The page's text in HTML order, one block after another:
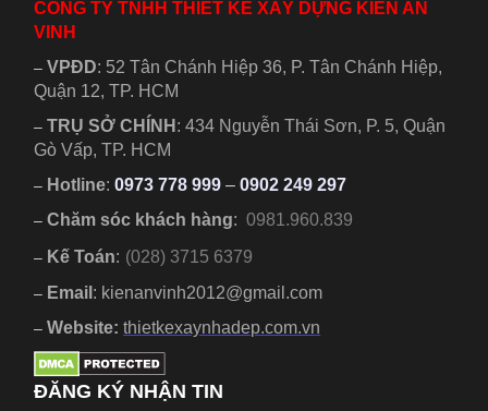
CÔNG TY TNHH THIẾT KẾ XÂY DỰNG KIẾN AN
VINH
–VPĐD: 52 Tân Chánh Hiệp 36, P. Tân Chánh Hiệp,
Quận 12, TP. HCM
– TRỤ SỞ CHÍNH :434 Nguyễn Thái Sơn, P. 5, Quận
Gò Vấp, TP. HCM
– Hotline: 0973 778 999 –0902 249 297
– Chăm sóc khách hàng: 0981.960.839
– Kế Toán: (028) 3715 6379
– Email : kienanvinh2012@gmail.com
– Website:thietkexaynhadep.com.vn
ĐĂNG KÝ NHẬN TIN